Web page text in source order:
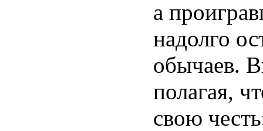
а
надолго
обычаев.
полагая,
свою